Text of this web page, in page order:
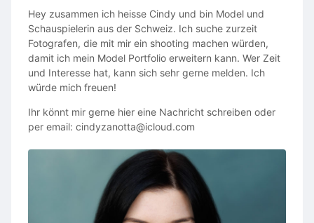
authentischen Einblick in den Arbeitsalltag vermitteln.
Bitte bewirb dich über dieses Formular:
https://forms.headstart-collective.ch/actor-application
E-Mail bei Fragen:
Hey zusammen ich heisse Cindy und bin Model und
Schauspielerin aus der Schweiz. Ich suche zurzeit
Fotografen, die mit mir ein shooting machen würden,
damit ich mein Model Portfolio erweitern kann. Wer Zeit
und Interesse hat, kann sich sehr gerne melden. Ich
würde mich freuen!
Ihr könnt mir gerne hier eine Nachricht schreiben oder
per email: cindyzanotta@icloud.com